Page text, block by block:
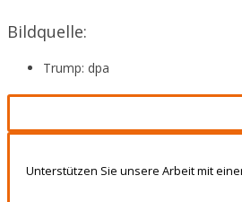
Bildquelle:
Trump: dpa
Unterstützen Sie unsere Arbeit mit